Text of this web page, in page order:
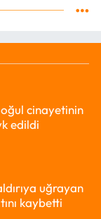
cinayetinin
edildi
uğrayan
kaybetti